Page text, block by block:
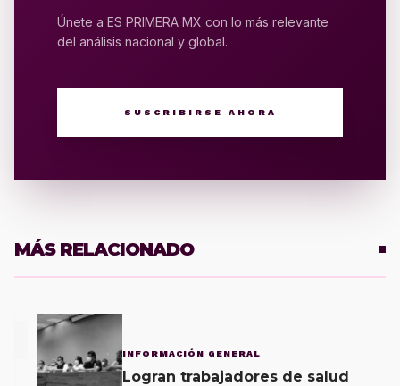
Únete a ES PRIMERA MX con lo más relevante
del análisis nacional y global.
SUSCRIBIRSE AHORA
MÁS RELACIONADO
INFORMACIÓN GENERAL
Logran trabajadores de salud